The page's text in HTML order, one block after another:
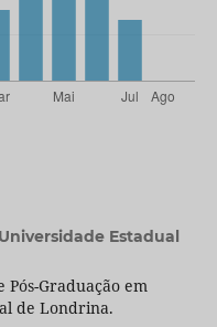
Universidade Estadual
Graduação em
de Londrina.